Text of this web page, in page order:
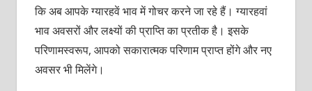
कि अब आपके ग्यारहवें भाव में गोचर करने जा रहे हैं। ग्यारहवां
भाव अवसरों और लक्ष्यों की प्राप्ति का प्रतीक है। इसके
परिणामस्वरूप, आपको सकारात्मक परिणाम प्राप्त होंगे और नए
अवसर भी मिलेंगे।